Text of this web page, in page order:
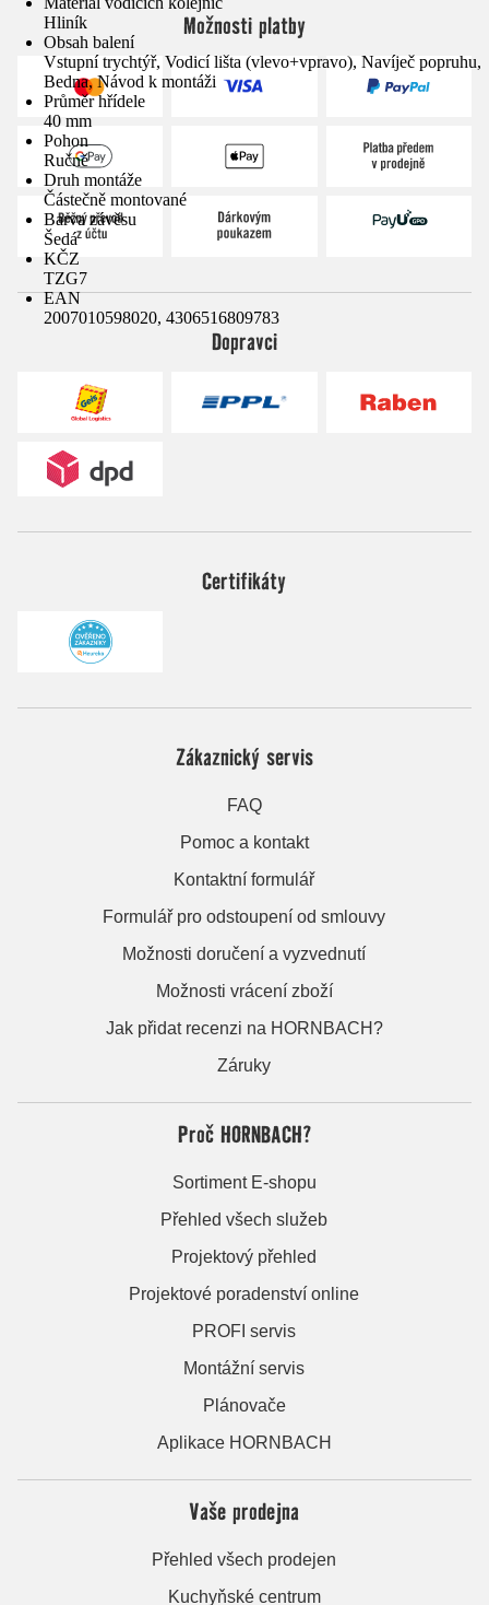
Hliník
Obsah balení
Vstupní trychtýř, Vodicí lišta (vlevo+vpravo), Navíječ popruhu,
Bedna, Návod k montáži
Průměr hřídele
40 mm
Pohon
Ručně
Druh montáže
Částečně montované
Barva závěsu
Šedá
KČZ
TZG7
EAN
2007010598020, 4306516809783
Možnosti platby
Dopravci
Certifikáty
Zákaznický servis
FAQ
Pomoc a kontakt
Kontaktní formulář
Formulář pro odstoupení od smlouvy
Možnosti doručení a vyzvednutí
Možnosti vrácení zboží
Jak přidat recenzi na HORNBACH?
Záruky
Proč HORNBACH?
Sortiment E-shopu
Přehled všech služeb
Projektový přehled
Projektové poradenství online
PROFI servis
Montážní servis
Plánovače
Aplikace HORNBACH
Vaše prodejna
Přehled všech prodejen
Kuchyňské centrum